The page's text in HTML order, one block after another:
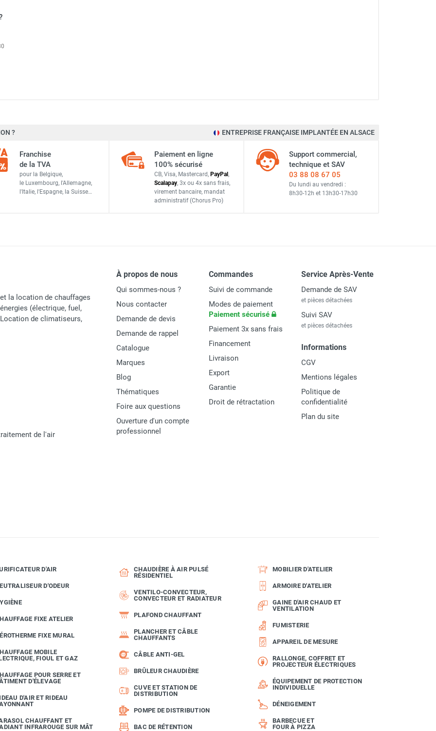
1308
4052886229613
ACCESSOIRES
? ENTREPRISE FRANÇAISE IMPLANTÉE EN ALSACE
Franchise
de la TVA
pour la Belgique,
le Luxembourg, l'Allemagne,
l'Italie, l'Espagne, la Suisse…
Paiement en ligne
100% sécurisé
CB, Visa, Mastercard, PayPal ,
Scalapay, 3x ou 4x sans frais,
virement bancaire, mandat
administratif (Chorus Pro)
Support commercial,
technique et SAV
03 88 08 67 05
Du lundi au vendredi :
8h30-12h et 13h30-17h30
la location de chauffages
(électrique, fuel,
de climatiseurs,
de l'air
À propos de nous
Qui sommes-nous ?
Nous contacter
Demande de devis
Demande de rappel
Catalogue
Marques
Blog
Thématiques
Foire aux questions
Ouverture d'un compte
professionnel
Commandes
Suivi de commande
Modes de paiement
Paiement sécurisé
Paiement 3x sans frais
Financement
Livraison
Export
Garantie
Droit de rétractation
Service Après-Vente
Demande de SAV
et pièces détachées
Suivi SAV
et pièces détachées
Informations
CGV
Mentions légales
Politique de
confidentialité
Plan du site
D'AIR
D'ODEUR
FIXE ATELIER
FIXE MURAL
MOBILE
FIOUL ET GAZ
POUR SERRE ET
D'ÉLEVAGE
D'AIR ET RIDEAU
CHAUFFANT ET
INFRAROUGE SUR MÂT
CHAUDIÈRE À AIR PULSÉ
RÉSIDENTIEL
VENTILO-CONVECTEUR,
CONVECTEUR ET RADIATEUR
PLAFOND CHAUFFANT
PLANCHER ET CÂBLE
CHAUFFANTS
CÂBLE ANTI-GEL
BRÛLEUR CHAUDIÈRE
CUVE ET STATION DE
DISTRIBUTION
POMPE DE DISTRIBUTION
BAC DE RÉTENTION
MOBILIER D'ATELIER
ARMOIRE D'ATELIER
GAINE D'AIR CHAUD ET
VENTILATION
FUMISTERIE
APPAREIL DE MESURE
RALLONGE, COFFRET ET
PROJECTEUR ÉLECTRIQUES
ÉQUIPEMENT DE PROTECTION
INDIVIDUELLE
DÉNEIGEMENT
BARBECUE ET
FOUR À PIZZA